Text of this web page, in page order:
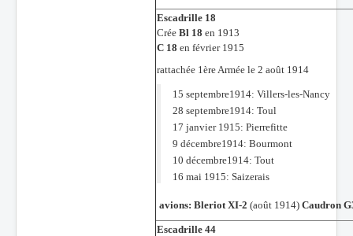
Escadrille 18
Crée Bl 18 en 1913
C 18 en février 1915
rattachée 1ère Armée le 2 août 1914
15 septembre1914: Villers-les-Nancy
28 septembre1914: Toul
17 janvier 1915: Pierrefitte
9 décembre1914: Bourmont
10 décembre1914: Tout
16 mai 1915: Saizerais
avions: Bleriot XI-2 (août 1914) Caudron
Escadrille 44